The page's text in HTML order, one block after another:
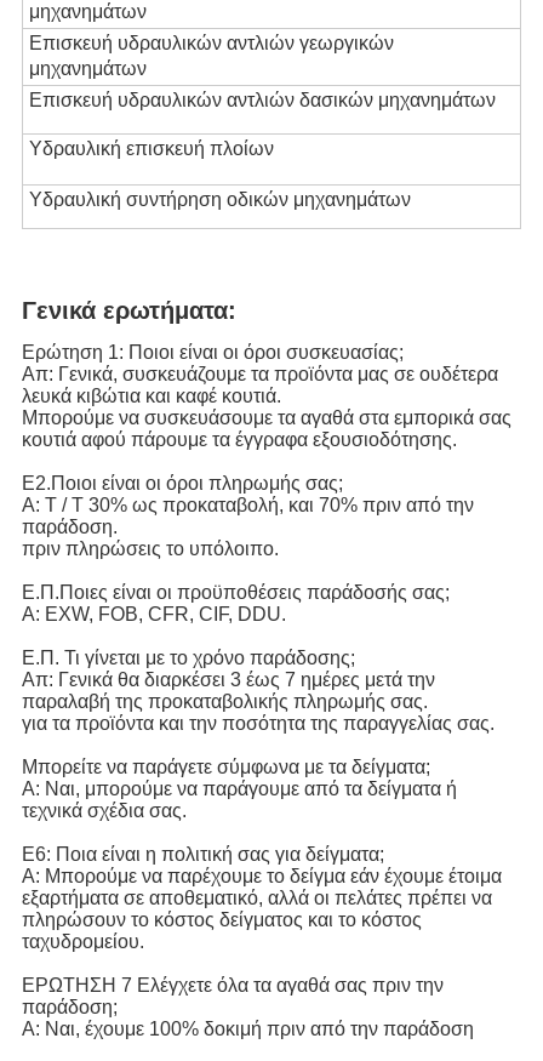
μηχανημάτων
Επισκευή υδραυλικών αντλιών γεωργικών
μηχανημάτων
Επισκευή υδραυλικών αντλιών δασικών μηχανημάτων
Υδραυλική επισκευή πλοίων
Υδραυλική συντήρηση οδικών μηχανημάτων
Γενικά ερωτήματα:
Ερώτηση 1: Ποιοι είναι οι όροι συσκευασίας;
Απ: Γενικά, συσκευάζουμε τα προϊόντα μας σε ουδέτερα
λευκά κιβώτια και καφέ κουτιά.
Μπορούμε να συσκευάσουμε τα αγαθά στα εμπορικά σας
κουτιά αφού πάρουμε τα έγγραφα εξουσιοδότησης.
Ε2.Ποιοι είναι οι όροι πληρωμής σας;
Α: T / T 30% ως προκαταβολή, και 70% πριν από την
παράδοση.
πριν πληρώσεις το υπόλοιπο.
Ε.Π.Ποιες είναι οι προϋποθέσεις παράδοσής σας;
Α: EXW, FOB, CFR, CIF, DDU.
Ε.Π. Τι γίνεται με το χρόνο παράδοσης;
Απ: Γενικά θα διαρκέσει 3 έως 7 ημέρες μετά την
παραλαβή της προκαταβολικής πληρωμής σας.
για τα προϊόντα και την ποσότητα της παραγγελίας σας.
Μπορείτε να παράγετε σύμφωνα με τα δείγματα;
Α: Ναι, μπορούμε να παράγουμε από τα δείγματα ή
τεχνικά σχέδια σας.
Ε6: Ποια είναι η πολιτική σας για δείγματα;
Α: Μπορούμε να παρέχουμε το δείγμα εάν έχουμε έτοιμα
εξαρτήματα σε αποθεματικό, αλλά οι πελάτες πρέπει να
πληρώσουν το κόστος δείγματος και το κόστος
ταχυδρομείου.
ΕΡΩΤΗΣΗ 7 Ελέγχετε όλα τα αγαθά σας πριν την
παράδοση;
Α: Ναι, έχουμε 100% δοκιμή πριν από την παράδοση